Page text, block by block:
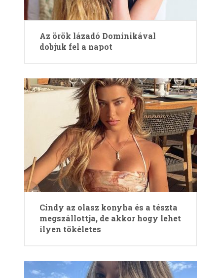
Az örök lázadó Dominikával
dobjuk fel a napot
Cindy az olasz konyha és a tészta
megszállottja, de akkor hogy lehet
ilyen tökéletes